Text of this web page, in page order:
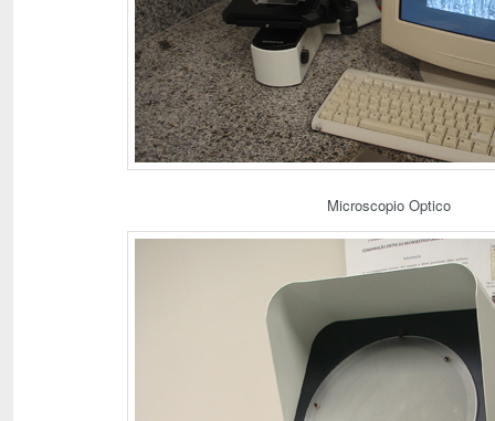
Microscopio Optico